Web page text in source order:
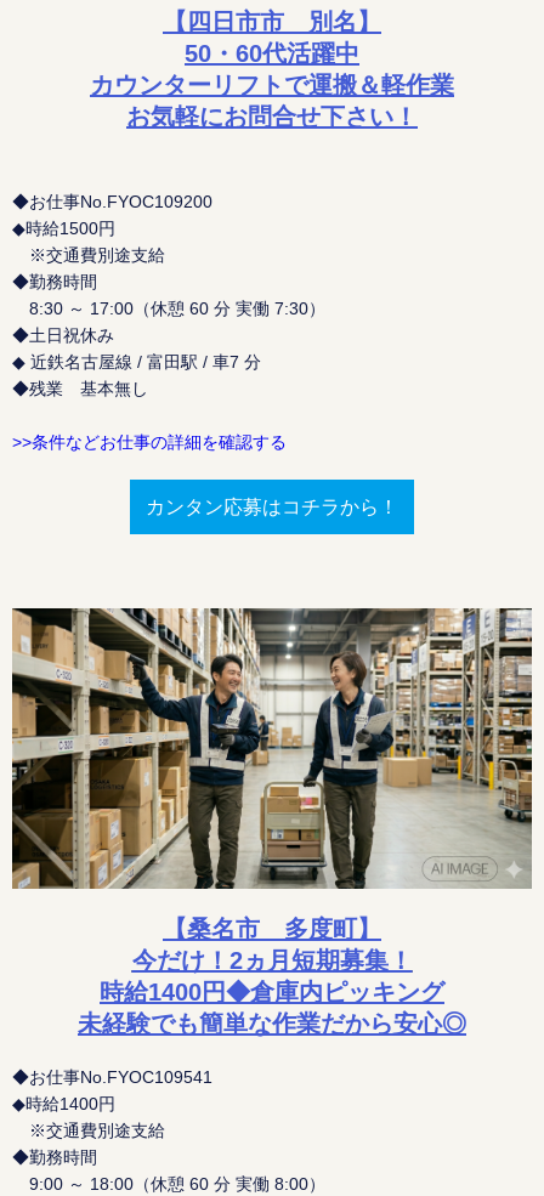
【四日市市 別名】
50・60代活躍中
カウンターリフトで運搬＆軽作業
お気軽にお問合せ下さい！
◆お仕事No.FYOC109200
◆時給1500円
※交通費別途支給
◆勤務時間
8:30 ～ 17:00（休憩 60 分 実働 7:30）
◆土日祝休み
◆ 近鉄名古屋線 / 富田駅 / 車7 分
◆残業 基本無し
>>条件などお仕事の詳細を確認する
カンタン応募はコチラから！
【桑名市 多度町】
今だけ！2ヵ月短期募集！
時給1400円◆倉庫内ピッキング
未経験でも簡単な作業だから安心◎
◆お仕事No.FYOC109541
◆時給1400円
※交通費別途支給
◆勤務時間
9:00 ～ 18:00（休憩 60 分 実働 8:00）